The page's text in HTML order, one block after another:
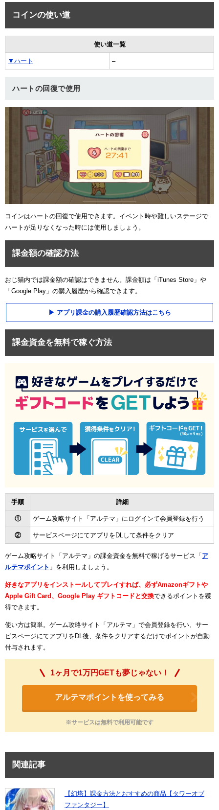
コインの使い道
使い道一覧
▼ハート –
ハートの回復で使用
コインはハートの回復で使用できます。イベント時や難しいステージで
ハートが足りなくなった時には使用しましょう。
課金額の確認方法
おじ猫内では課金額の確認はできません。課金額は「iTunes Store」や
「Google Play」の購入履歴から確認できます。
アプリ課金の購入履歴確認方法はこちら
課金資金を無料で稼ぐ方法
手順 詳細
① ゲーム攻略サイト「アルテマ」にログインて会員登録を行う
② サービスページにてアプリをDLして条件をクリア
ゲーム攻略サイト「アルテマ」の課金資金を無料で稼げるサービス「 ア
ルテマポイント 」を利用しましょう。
好きなアプリをインストールしてプレイすれば、必ずAmazonギフトや
Apple Gift Card、Google Play ギフトコードと交換できるポイントを獲
得できます。
使い方は簡単。ゲーム攻略サイト「アルテマ」で会員登録を行い、サー
ビスページにてアプリをDL後、条件をクリアするだけでポイントが自動
付与されます。
1ヶ月で1万円GETも夢じゃない！
アルテマポイントを使ってみる
※サービスは無料で利用可能です
関連記事
【幻塔】課金方法とおすすめの商品【タワーオブ
ファンタジー】